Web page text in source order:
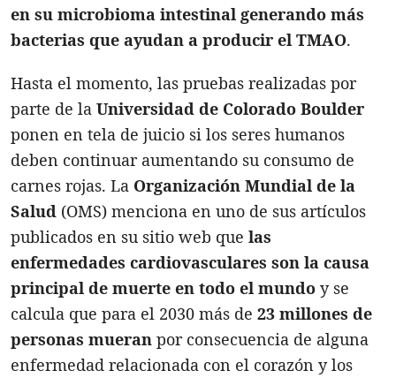
en su microbioma intestinal generando más
bacterias que ayudan a producir el TMAO.
Hasta el momento, las pruebas realizadas por
parte de la Universidad de Colorado Boulder
ponen en tela de juicio si los seres humanos
deben continuar aumentando su consumo de
carnes rojas. La Organización Mundial de la
Salud (OMS) menciona en uno de sus artículos
publicados en su sitio web que las
enfermedades cardiovasculares son la causa
principal de muerte en todo el mundo y se
calcula que para el 2030 más de 23 millones de
personas mueran por consecuencia de alguna
enfermedad relacionada con el corazón y los